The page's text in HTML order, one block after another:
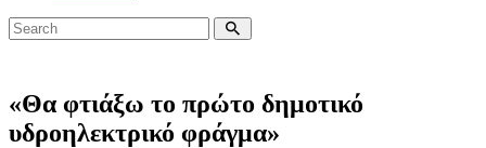
«Θα φτιάξω το πρώτο δημοτικό
υδροηλεκτρικό φράγμα»